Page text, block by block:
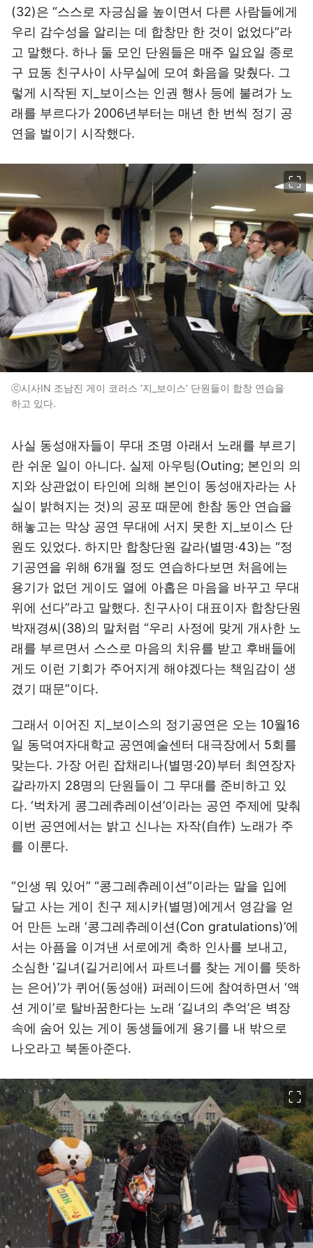
(32)은 “스스로 자긍심을 높이면서 다른 사람들에게
우리 감수성을 알리는 데 합창만 한 것이 없었다”라
고 말했다. 하나 둘 모인 단원들은 매주 일요일 종로
구 묘동 친구사이 사무실에 모여 화음을 맞췄다. 그
렇게 시작된 지_보이스는 인권 행사 등에 불려가 노
래를 부르다가 2006년부터는 매년 한 번씩 정기 공
연을 벌이기 시작했다.
ⓒ시사IN 조남진 게이 코러스 ‘지_보이스’ 단원들이 합창 연습을
하고 있다.
사실 동성애자들이 무대 조명 아래서 노래를 부르기
란 쉬운 일이 아니다. 실제 아우팅(Outing; 본인의 의
지와 상관없이 타인에 의해 본인이 동성애자라는 사
실이 밝혀지는 것)의 공포 때문에 한참 동안 연습을
해놓고는 막상 공연 무대에 서지 못한 지_보이스 단
원도 있었다. 하지만 합창단원 갈라(별명·43)는 “정
기공연을 위해 6개월 정도 연습하다보면 처음에는
용기가 없던 게이도 열에 아홉은 마음을 바꾸고 무대
위에 선다”라고 말했다. 친구사이 대표이자 합창단원
박재경씨(38)의 말처럼 “우리 사정에 맞게 개사한 노
래를 부르면서 스스로 마음의 치유를 받고 후배들에
게도 이런 기회가 주어지게 해야겠다는 책임감이 생
겼기 때문”이다.
그래서 이어진 지_보이스의 정기공연은 오는 10월16
일 동덕여자대학교 공연예술센터 대극장에서 5회를
맞는다. 가장 어린 잡채리나(별명·20)부터 최연장자
갈라까지 28명의 단원들이 그 무대를 준비하고 있
다. ‘벅차게 콩그레츄레이션’이라는 공연 주제에 맞춰
이번 공연에서는 밝고 신나는 자작(自作) 노래가 주
를 이룬다.
“인생 뭐 있어” “콩그레츄레이션”이라는 말을 입에
달고 사는 게이 친구 제시카(별명)에게서 영감을 얻
어 만든 노래 ‘콩그레츄레이션(Con gratulations)’에
서는 아픔을 이겨낸 서로에게 축하 인사를 보내고,
소심한 ‘길녀(길거리에서 파트너를 찾는 게이를 뜻하
는 은어)’가 퀴어(동성애) 퍼레이드에 참여하면서 ‘액
션 게이’로 탈바꿈한다는 노래 ‘길녀의 추억’은 벽장
속에 숨어 있는 게이 동생들에게 용기를 내 밖으로
나오라고 북돋아준다.